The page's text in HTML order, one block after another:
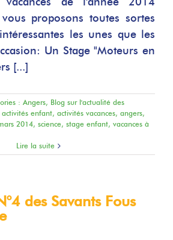
proposons toutes sortes
les unes que les
Un Stage "Moteurs en
[...]
: Angers, Blog sur l'actualité des
activités enfant, activités vacances, angers,
2014, science, stage enfant, vacances à
Lire la suite
des Savants Fous